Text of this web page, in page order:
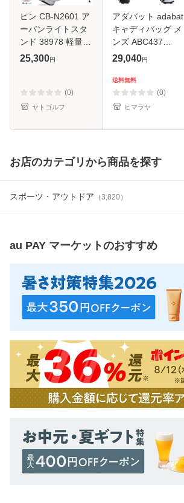
ピン CB-N2601 ア
ーバンライトスタ
ンド 38978 軽量
キャディバッグ メ
25,300円
(0)
ヤトゴルフ
アダバット adabat
キャディバッグ メ
ンズ ABC437
【2025年モデル】
29,040円
送料無料
(0)
ヒマラヤ
お店のカテゴリから商品を探す
スポーツ・アウトドア （3,820）
au PAY マーケットのおすすめ